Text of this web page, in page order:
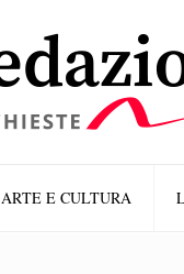
ARTE E CULTURA